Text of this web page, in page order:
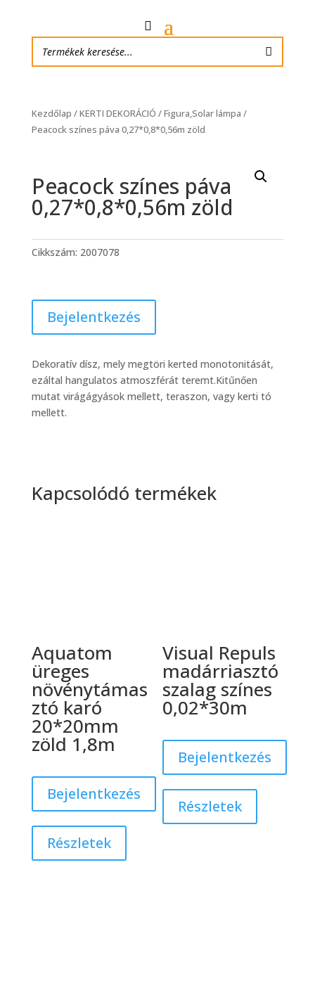
Kezdőlap /KERTI DEKORÁCIÓ /Figura,Solar lámpa /
Peacock színes páva 0,27*0,8*0,56m zöld
Peacock színes páva
0,27*0,8*0,56m zöld
Cikkszám: 2007078
Bejelentkezés
Dekoratív dísz, mely megtöri kerted monotonitását,
ezáltal hangulatos atmoszférát teremt.Kitűnően
mutat virágágyások mellett, teraszon, vagy kerti tó
mellett.
Kapcsolódó termékek
Aquatom
üreges
növénytámas
ztó karó
20*20mm
zöld 1,8m
Bejelentkezés
Részletek
Visual Repuls
madárriasztó
szalag színes
0,02*30m
Bejelentkezés
Részletek